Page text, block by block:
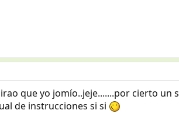
que yo jomío..jeje.......por cierto
de instrucciones si si